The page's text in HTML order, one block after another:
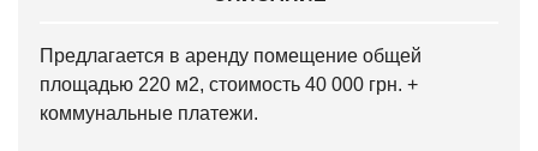
Предлагается в аренду помещение общей
площадью 220 м2, стоимость 40 000 грн. +
коммунальные платежи.